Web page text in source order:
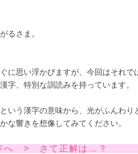
るさま。
に思い浮かびますが、今回はそれで
字、特別な訓読みを持っています。
いう漢字の意味から、光がふんわり
な響きを想像してみてください。
へ > さて正解は…？